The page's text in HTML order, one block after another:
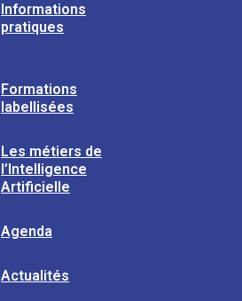
Informations
pratiques
Formations
labellisées
Les métiers de
l’Intelligence
Artificielle
Agenda
Actualités